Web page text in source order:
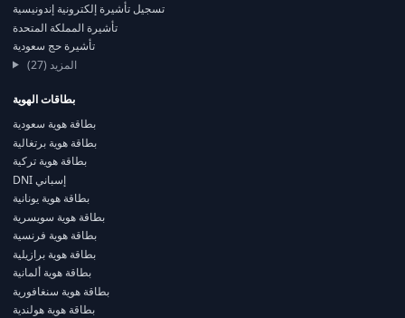
تسجيل تأشيرة إلكترونية إندونيسية
تأشيرة المملكة المتحدة
تأشيرة حج سعودية
المزيد (27)
بطاقات الهوية
بطاقة هوية سعودية
بطاقة هوية برتغالية
بطاقة هوية تركية
DNI إسباني
بطاقة هوية يونانية
بطاقة هوية سويسرية
بطاقة هوية فرنسية
بطاقة هوية برازيلية
بطاقة هوية ألمانية
بطاقة هوية سنغافورية
بطاقة هوية هولندية